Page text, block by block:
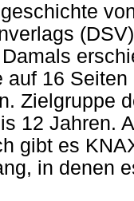
auf 16
Zielgruppe
12 Jahren.
gibt es
in denen